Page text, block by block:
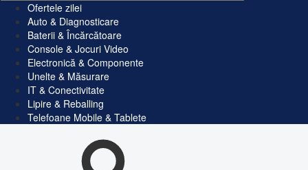
Ofertele zilei
Auto & Diagnosticare
Baterii & Încărcătoare
Console & Jocuri Video
Electronică & Componente
Unelte & Măsurare
IT & Conectivitate
Lipire & Reballing
Telefoane Mobile & Tablete